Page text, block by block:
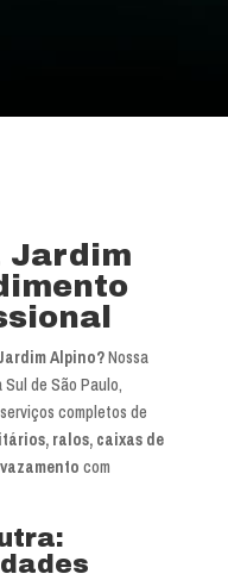
Jardim
Alpino?Nossa
de São Paulo,
completos de
ralos, caixas de
com